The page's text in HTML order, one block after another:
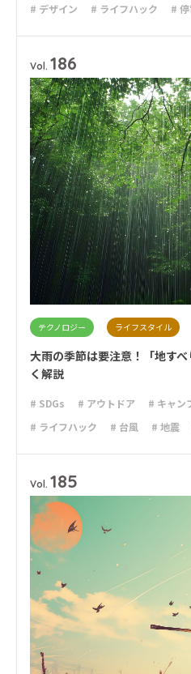
# デザイン
# ライフハック #
# 防災
# 防災グッズ
Vol. 186
テクノロジー ライフスタイル
大雨の季節は要注意！「地す
く解説
# SDGs # アウトドア # キャン
# ライフハック
# 台風 # 地震
Vol. 185